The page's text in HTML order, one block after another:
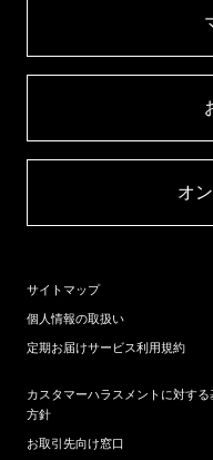
オ
サイトマップ
個人情報の取扱い
定期お届けサービス利用規約
カスタマーハラスメントに対する
方針
お取引先向け窓口